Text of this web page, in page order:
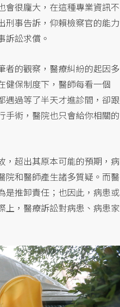
會很龐大，在這種專業資訊不
刑事告訴，仰賴檢察官的能力
訴訟求償。
者的觀察，醫療糾紛的起因多
健保制度下，醫師每看一個
遇過等了半天才進診間，卻跟
手術，醫院也只會給你相關的
，超出其原本可能的預期，病
院和醫師產生諸多質疑。而醫
是推卸責任；也因此，病患或
上，醫療訴訟對病患、病患家